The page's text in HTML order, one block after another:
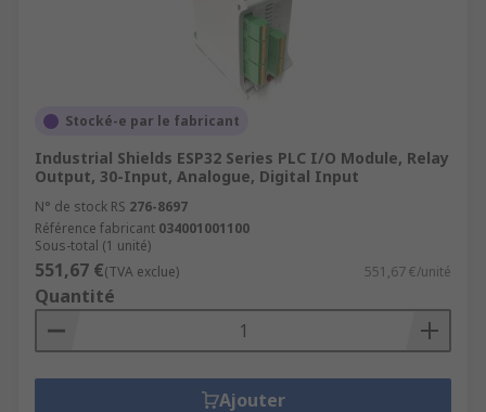
Stocké-e par le fabricant
Industrial Shields ESP32 Series PLC I/O Module, Relay
Output, 30-Input, Analogue, Digital Input
N° de stock RS 276-8697
Référence fabricant 034001001100
Sous-total (1 unité)
551,67 €(TVA exclue) 551,67 €/unité
Quantité
Ajouter